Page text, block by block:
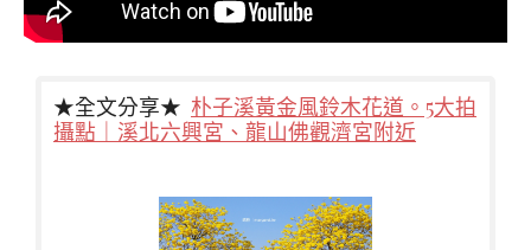
★全文分享★ 朴子溪黃金風鈴木花道。5大拍
攝點｜溪北六興宮、龍山佛觀濟宮附近